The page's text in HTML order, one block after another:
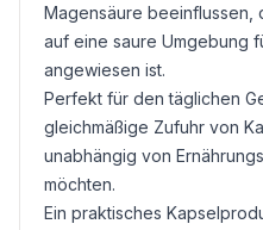
Magensäure beeinflussen,
auf eine saure Umgebung
angewiesen ist.
Perfekt für den täglichen
gleichmäßige Zufuhr von
unabhängig von
möchten.
Ein praktisches